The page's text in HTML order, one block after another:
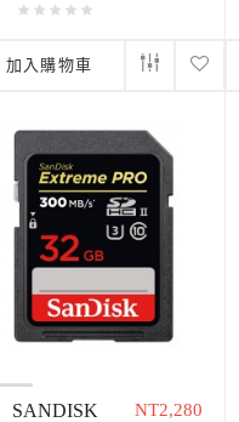
加入購物車
SANDISK
NT2,280